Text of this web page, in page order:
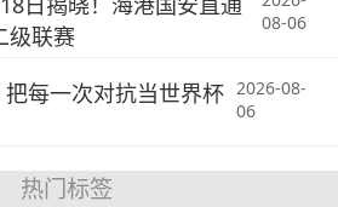
级联赛
08-06
每一次对抗当世界杯 2026-08-
06
热门标签